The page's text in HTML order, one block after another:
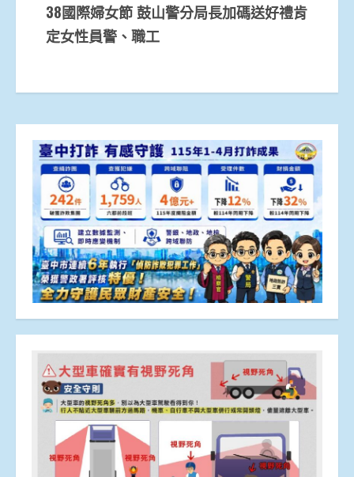
38國際婦女節 鼓山警分局長加碼送好禮肯
定女性員警、職工